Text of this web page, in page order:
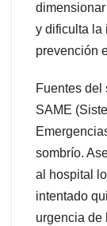
y dificulta la
prevención
Fuentes del
SAME
sombrío.
al hospital
intentado
urgencia de